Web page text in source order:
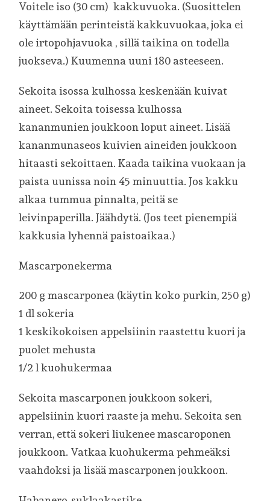
Voitele iso (30 cm) kakkuvuoka. (Suosittelen
käyttämään perinteistä kakkuvuokaa, joka ei
ole irtopohjavuoka , sillä taikina on todella
juokseva.) Kuumenna uuni 180 asteeseen.
Sekoita isossa kulhossa keskenään kuivat
aineet. Sekoita toisessa kulhossa
kananmunien joukkoon loput aineet. Lisää
kananmunaseos kuivien aineiden joukkoon
hitaasti sekoittaen. Kaada taikina vuokaan ja
paista uunissa noin 45 minuuttia. Jos kakku
alkaa tummua pinnalta, peitä se
leivinpaperilla. Jäähdytä. (Jos teet pienempiä
kakkusia lyhennä paistoaikaa.)
Mascarponekerma
200 g mascarponea (käytin koko purkin, 250 g)
1 dl sokeria
1 keskikokoisen appelsiinin raastettu kuori ja
puolet mehusta
1/2 l kuohukermaa
Sekoita mascarponen joukkoon sokeri,
appelsiinin kuori raaste ja mehu. Sekoita sen
verran, että sokeri liukenee mascaroponen
joukkoon. Vatkaa kuohukerma pehmeäksi
vaahdoksi ja lisää mascarponen joukkoon.